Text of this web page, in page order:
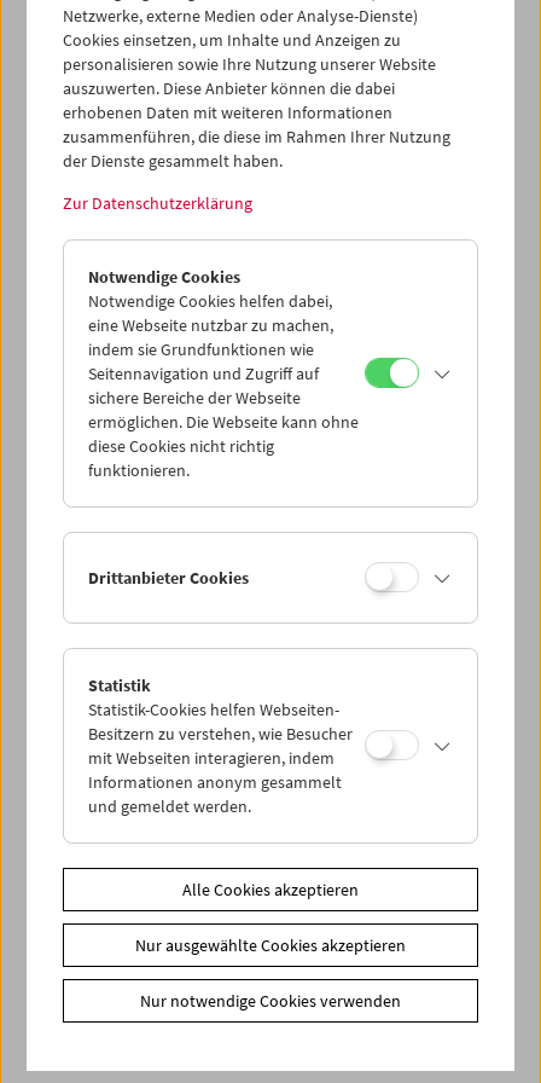
schwarzem Hintergrund, wurde am 20. Oktober gezeigt.
ProgrammOktober 2005 - Andy Warhol
< zurück zur Übersicht
Share on
Newsletter
Fotos unserer Gäste
Gästebuch
Trailer
Jobs
Netzwerke, externe Medien oder Analyse-Dienste)
Cookies einsetzen, um Inhalte und Anzeigen zu
personalisieren sowie Ihre Nutzung unserer Website
auszuwerten. Diese Anbieter können die dabei
erhobenen Daten mit weiteren Informationen
zusammenführen, die diese im Rahmen Ihrer Nutzung
der Dienste gesammelt haben.
Zur Datenschutzerklärung
Notwendige Cookies
Notwendige Cookies helfen dabei,
eine Webseite nutzbar zu machen,
indem sie Grundfunktionen wie
Seitennavigation und Zugriff auf
sichere Bereiche der Webseite
ermöglichen. Die Webseite kann ohne
diese Cookies nicht richtig
funktionieren.
Drittanbieter Cookies
Statistik
Statistik-Cookies helfen Webseiten-
Besitzern zu verstehen, wie Besucher
mit Webseiten interagieren, indem
Informationen anonym gesammelt
und gemeldet werden.
Alle Cookies akzeptieren
Nur ausgewählte Cookies akzeptieren
Nur notwendige Cookies verwenden